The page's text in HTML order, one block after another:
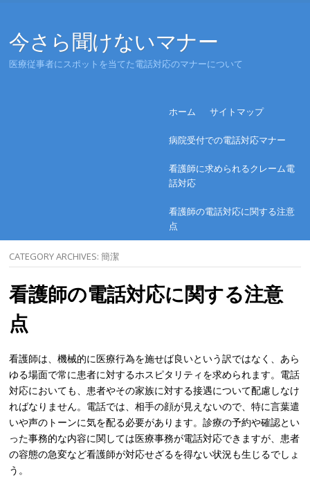
今さら聞けないマナー
医療従事者にスポットを当てた電話対応のマナーについて
Skip to content
ホーム サイトマップ
病院受付での電話対応マナー
看護師に求められるクレーム電
話対応
看護師の電話対応に関する注意
点
CATEGORY ARCHIVES: 簡潔
看護師の電話対応に関する注意
点
看護師は、機械的に医療行為を施せば良いという訳ではなく、あら
ゆる場面で常に患者に対するホスピタリティを求められます。電話
対応においても、患者やその家族に対する接遇について配慮しなけ
ればなりません。電話では、相手の顔が見えないので、特に言葉遣
いや声のトーンに気を配る必要があります。診療の予約や確認とい
った事務的な内容に関しては医療事務が電話対応できますが、患者
の容態の急変など看護師が対応せざるを得ない状況も生じるでしょ
う。